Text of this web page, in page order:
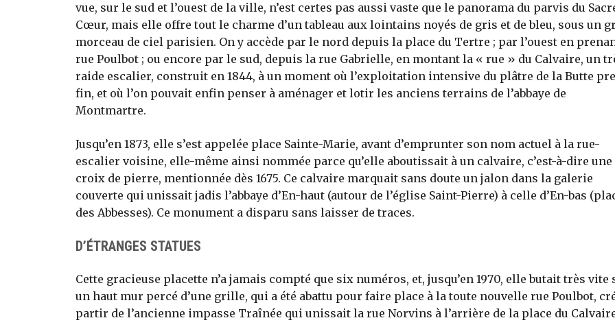
vue, sur le sud et l’ouest de la ville, n’est certes pas aussi vaste que le panorama du parvis du
Cœur, mais elle offre tout le charme d’un tableau aux lointains noyés de gris et de bleu, sous un
morceau de ciel parisien. On y accède par le nord depuis la place du Tertre ; par l’ouest en
rue Poulbot ; ou encore par le sud, depuis la rue Gabrielle, en montant la « rue » du Calvaire, un
raide escalier, construit en 1844, à un moment où l’exploitation intensive du plâtre de la Butte
fin, et où l’on pouvait enfin penser à aménager et lotir les anciens terrains de l’abbaye de
Montmartre.
Jusqu’en 1873, elle s’est appelée place Sainte-Marie, avant d’emprunter son nom actuel à la rue-
escalier voisine, elle-même ainsi nommée parce qu’elle aboutissait à un calvaire, c’est-à-dire une
croix de pierre, mentionnée dès 1675. Ce calvaire marquait sans doute un jalon dans la galerie
couverte qui unissait jadis l’abbaye d’En-haut (autour de l’église Saint-Pierre) à celle d’En-bas
des Abbesses). Ce monument a disparu sans laisser de traces.
D’ÉTRANGES STATUES
Cette gracieuse placette n’a jamais compté que six numéros, et, jusqu’en 1970, elle butait très vite
un haut mur percé d’une grille, qui a été abattu pour faire place à la toute nouvelle rue Poulbot,
partir de l’ancienne impasse Traînée qui unissait la rue Norvins à l’arrière de la place du